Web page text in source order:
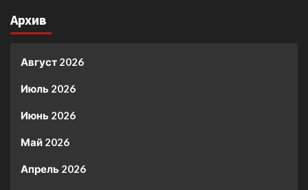
Архив
Август 2026
Июль 2026
Июнь 2026
Май 2026
Апрель 2026